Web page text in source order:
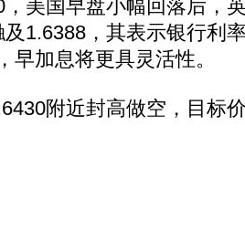
美国早盘小幅回落后，
1.6388，其表示银行利
早加息将更具灵活性。
附近封高做空，目标